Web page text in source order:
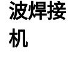
波焊接
机